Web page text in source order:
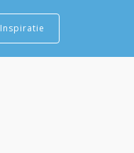
Inspiratie